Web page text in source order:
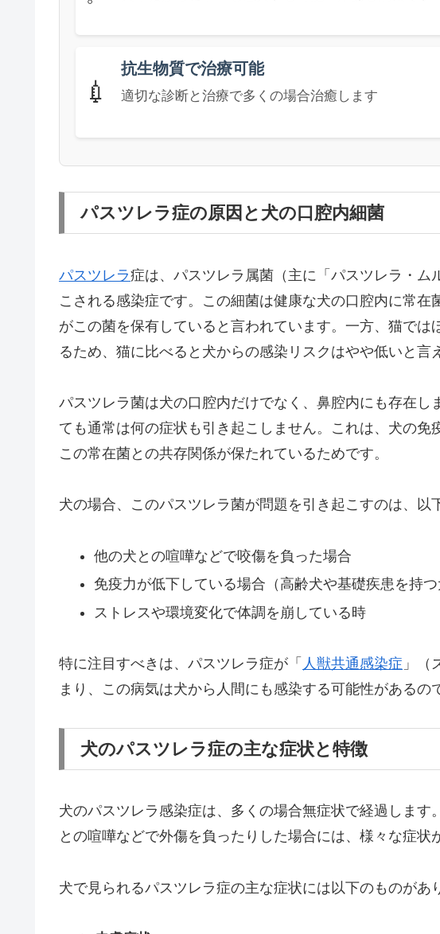
💉
抗生物質で治療可能
適切な診断と治療で多くの場合治癒します
パスツレラ症の原因と犬の口腔内細菌
パスツレラ症は、パスツレラ属菌（主に「パスツレラ・ム
こされる感染症です。この細菌は健康な犬の口腔内に常
がこの菌を保有していると言われています。一方、猫では
るため、猫に比べると犬からの感染リスクはやや低いと言
パスツレラ菌は犬の口腔内だけでなく、鼻腔内にも存在し
ても通常は何の症状も引き起こしません。これは、犬の免
この常在菌との共存関係が保たれているためです。
犬の場合、このパスツレラ菌が問題を引き起こすのは、以
他の犬との喧嘩などで咬傷を負った場合
免疫力が低下している場合（高齢犬や基礎疾患を持つ
ストレスや環境変化で体調を崩している時
特に注目すべきは、パスツレラ症が「 人獣共通感染症 」（
まり、この病気は犬から人間にも感染する可能性があるの
犬のパスツレラ症の主な症状と特徴
犬のパスツレラ感染症は、多くの場合無症状で経過します
との喧嘩などで外傷を負ったりした場合には、様々な症状
犬で見られるパスツレラ症の主な症状には以下のものがあ